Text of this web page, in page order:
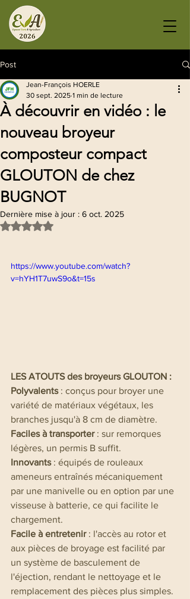
Post
À découvrir en vidéo : le
nouveau broyeur
composteur compact
GLOUTON de chez
BUGNOT
Jean-François HOERLE
30 sept. 2025 1 min de lecture
Dernière mise à jour : 6 oct. 2025
Noté NaN étoiles sur 5.
https://www.youtube.com/watch?
v=hYH1T7uwS9o&t=15s
LES ATOUTS des broyeurs GLOUTON :
Polyvalents : conçus pour broyer une
variété de matériaux végétaux, les
branches jusqu'à 8 cm de diamètre.
Faciles à transporter : sur remorques
légères, un permis B suffit.
Innovants : équipés de rouleaux
ameneurs entraînés mécaniquement
par une manivelle ou en option par une
visseuse à batterie, ce qui facilite le
chargement.
Facile à entretenir : l'accès au rotor et
aux pièces de broyage est facilité par
un système de basculement de
l'éjection, rendant le nettoyage et le
remplacement des pièces plus simples.